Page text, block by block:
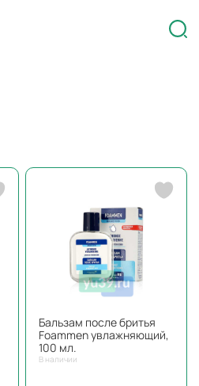
Бальзам после бритья
Foammen увлажняющий,
100 мл.
В наличии